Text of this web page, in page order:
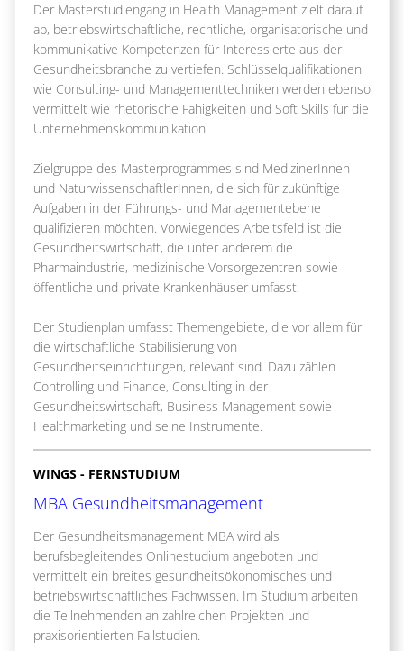
Der Masterstudiengang in Health Management zielt darauf
ab, betriebswirtschaftliche, rechtliche, organisatorische und
kommunikative Kompetenzen für Interessierte aus der
Gesundheitsbranche zu vertiefen. Schlüsselqualifikationen
wie Consulting- und Managementtechniken werden ebenso
vermittelt wie rhetorische Fähigkeiten und Soft Skills für die
Unternehmenskommunikation.
Zielgruppe des Masterprogrammes sind MedizinerInnen
und NaturwissenschaftlerInnen, die sich für zukünftige
Aufgaben in der Führungs- und Managementebene
qualifizieren möchten. Vorwiegendes Arbeitsfeld ist die
Gesundheitswirtschaft, die unter anderem die
Pharmaindustrie, medizinische Vorsorgezentren sowie
öffentliche und private Krankenhäuser umfasst.
Der Studienplan umfasst Themengebiete, die vor allem für
die wirtschaftliche Stabilisierung von
Gesundheitseinrichtungen, relevant sind. Dazu zählen
Controlling und Finance, Consulting in der
Gesundheitswirtschaft, Business Management sowie
Healthmarketing und seine Instrumente.
WINGS - FERNSTUDIUM
MBA Gesundheitsmanagement
Der Gesundheitsmanagement MBA wird als
berufsbegleitendes Onlinestudium angeboten und
vermittelt ein breites gesundheitsökonomisches und
betriebswirtschaftliches Fachwissen. Im Studium arbeiten
die Teilnehmenden an zahlreichen Projekten und
praxisorientierten Fallstudien.